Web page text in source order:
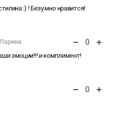
:) ! Безумно нравится!
0
эмоции!!! и комплимент!
0